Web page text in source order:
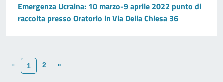
Emergenza Ucraina: 10 marzo-9 aprile 2022 punto di
raccolta presso Oratorio in Via Della Chiesa 36
« 1 2 »